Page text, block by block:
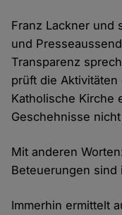
Franz Lackner und
und
Transparenz
prüft die
Katholische Kirche
Geschehnisse
Mit anderen
Beteuerungen sind
Immerhin ermittelt